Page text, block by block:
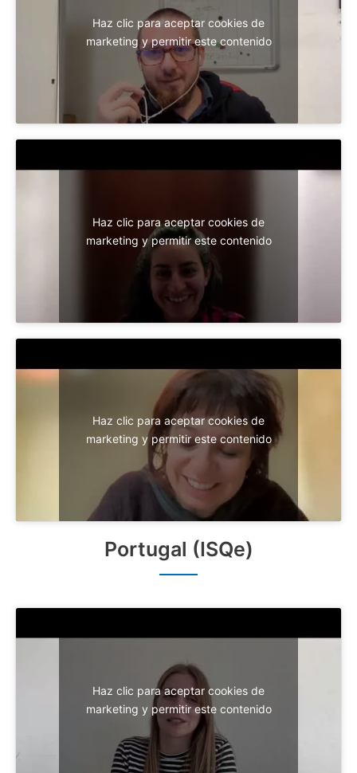
Haz clic para aceptar cookies de
marketing y permitir este contenido
Haz clic para aceptar cookies de
marketing y permitir este contenido
Haz clic para aceptar cookies de
marketing y permitir este contenido
Portugal (ISQe)
Haz clic para aceptar cookies de
marketing y permitir este contenido